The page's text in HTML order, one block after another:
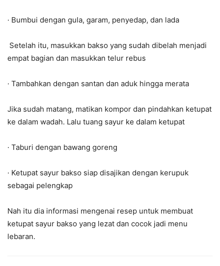
· Bumbui dengan gula, garam, penyedap, dan lada
Setelah itu, masukkan bakso yang sudah dibelah menjadi
empat bagian dan masukkan telur rebus
· Tambahkan dengan santan dan aduk hingga merata
Jika sudah matang, matikan kompor dan pindahkan ketupat
ke dalam wadah. Lalu tuang sayur ke dalam ketupat
· Taburi dengan bawang goreng
· Ketupat sayur bakso siap disajikan dengan kerupuk
sebagai pelengkap
Nah itu dia informasi mengenai resep untuk membuat
ketupat sayur bakso yang lezat dan cocok jadi menu
lebaran.